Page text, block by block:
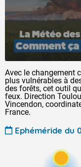
Avec le changement
plus vulnérables à
des forêts, cet outil
feux. Direction
Vincendon,
France.
Ephéméride du